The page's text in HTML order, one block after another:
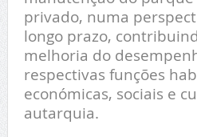
privado, numa
longo prazo,
melhoria do
respectivas funções
económicas, sociais e
autarquia.